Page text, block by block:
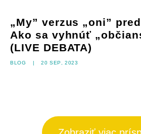
„My” verzus „oni”
Ako sa vyhnúť
(LIVE DEBATA)
Blog | 20 sep, 2023